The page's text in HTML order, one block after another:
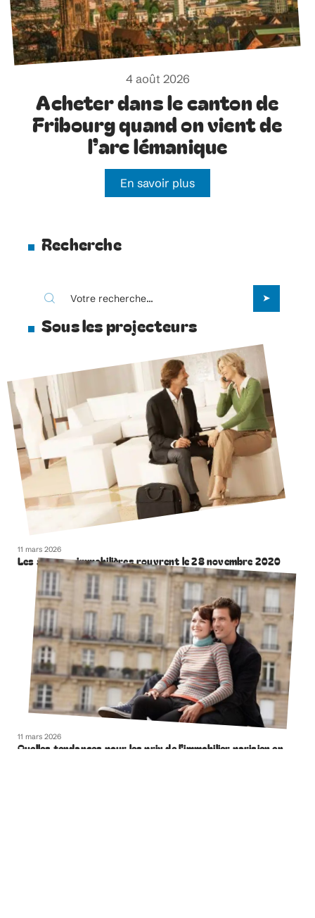
4 août 2026
Acheter dans le canton de
Fribourg quand on vient de
l’arc lémanique
En savoir plus
Recherche
Sous les projecteurs
11 mars 2026
Les agences immobilières rouvrent le 28 novembre 2020
11 mars 2026
Quelles tendances pour les prix de l’immobilier parisien en